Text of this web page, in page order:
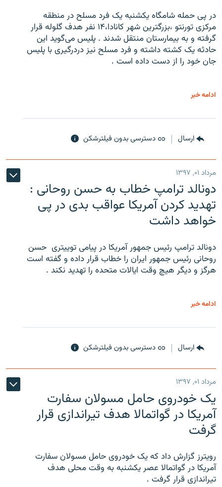
در پی حمله شامگاه یکشنبه یک فرد مسلح در منطقه
مرکزی تورنتو ،‌بزرگترین شهر کانادا،۱۴ نفر هدف گلوله قرار
گرفته و به بیمارستان منتقل شدند . پلیس می‌گوید این
حادثه یک کشته داشته و فرد مسلح نیز دردرگیری با پلیس
جان خود را از دست داده است .
ادامه خبر
ارسال دسترسی بدون فیلترشکن
مرداد ۰۱, ۱۳۹۷
دونالد ترامپ خطاب به حسن روحانی :
تهدید کردن آمریکا عواقب بدی در پی
خواهد داشت
دونالد ترامپ رئیس جمهور آمریکا در پیامی توییتری ‌ حسن
روحانی رئیس جمهور ایران را خطاب قرار داده و گفته است
هرگز و دیگر هیچ وقت ایالات متحده را تهدید نکند .
ادامه خبر
ارسال دسترسی بدون فیلترشکن
مرداد ۰۱, ۱۳۹۷
یک خودروی حامل مسولان سفارت
آمریکا در گواتمالا هدف تیراندازی قرار
گرفت
رویترز گزارش داد که یک خودروی حامل مسولان سفارت
آمریکا در گواتمالا عصر یکشنبه به وقت محلی هدف
تیراندازی قرار گرفت .